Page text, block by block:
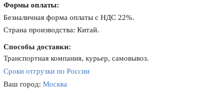
Формы оплаты:
Безналичная форма оплаты с НДС 22%.
Страна производства: Китай.
Способы доставки:
Транспортная компания, курьер, самовывоз.
Сроки отгрузки по России
Ваш город:Москва